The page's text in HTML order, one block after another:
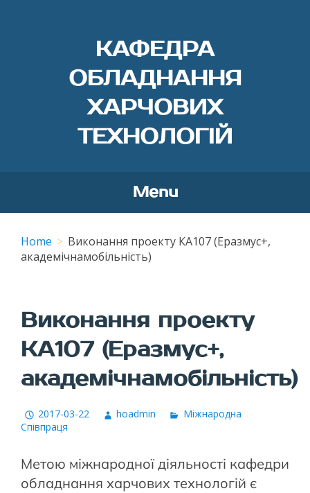
КАФЕДРА
ОБЛАДНАННЯ
ХАРЧОВИХ
ТЕХНОЛОГІЙ
Menu
content
Home
Виконання проекту КА107 (Еразмус+,
академічнамобільність)
Виконання проекту
КА107 (Еразмус+,
академічнамобільність)
2017-03-22 hoadmin
Міжнародна
Співпраця
Метою міжнародної діяльності кафедри
обладнання харчових технологій є